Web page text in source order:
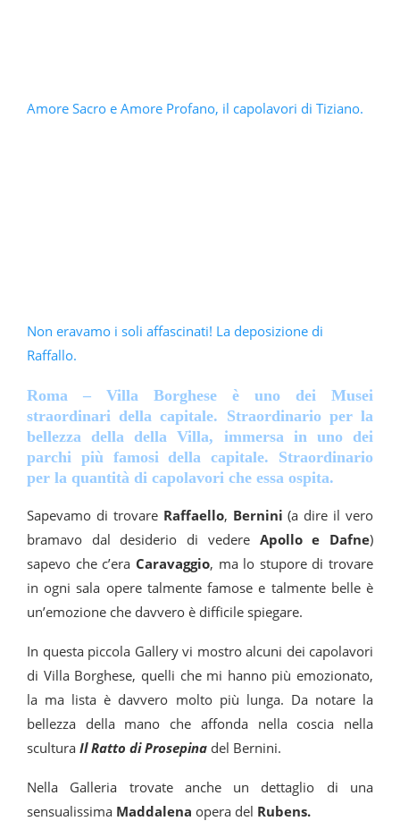
Roma – Villa Borghese è uno dei Musei
straordinari della capitale. Straordinario per la
bellezza della della Villa, immersa in uno dei
parchi più famosi della capitale. Straordinario
per la quantità di capolavori che essa ospita.
Sapevamo di trovareRaffaello, Bernini (a dire il vero
bramavo dal desiderio di vedere Apollo e Dafne)
sapevo che c’era Caravaggio, ma lo stupore di trovare
in ogni sala opere talmente famose e talmente belle è
un’emozione che davvero è difficile spiegare.
In questa piccola Gallery vi mostro alcuni dei capolavori
di Villa Borghese, quelli che mi hanno più emozionato,
la ma lista è davvero molto più lunga. Da notare la
bellezza della mano che affonda nella coscia nella
scultura Il Ratto di Prosepina del Bernini.
Nella Galleria trovate anche un dettaglio di una
sensualissima Maddalena opera del Rubens.